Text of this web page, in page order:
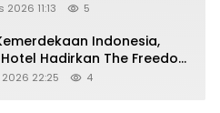
11:13 5
Indonesia,
Hadirkan The Freedom
45%
22:25 4